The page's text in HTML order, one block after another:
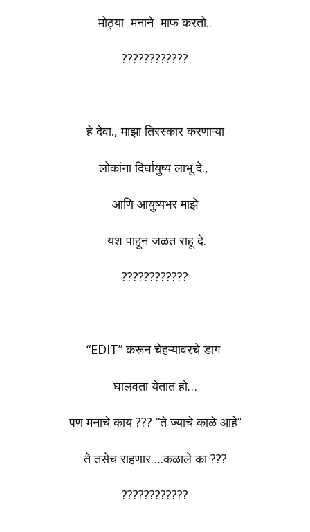
मोठ्या मनाने माफ करतो..
????????????
हे देवा., माझा तिरस्कार करणाऱ्या
लोकांना दिर्घायुष्य लाभू दे.,
आणि आयुष्यभर माझे
यश पाहून जळत राहू दे.
????????????
“EDIT” करून चेहऱ्यावरचे डाग
घालवता येतात हो…
पण मनाचे काय ??? “ते ज्याचे काळे आहे”
ते तसेच राहणार….कळाले का ???
????????????